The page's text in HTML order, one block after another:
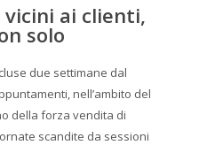
vicini ai clienti,
solo
due settimane dal
nell’ambito del
della forza vendita di
scandite da sessioni